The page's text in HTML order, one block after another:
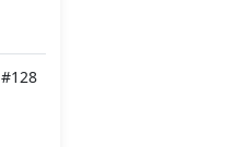
#128